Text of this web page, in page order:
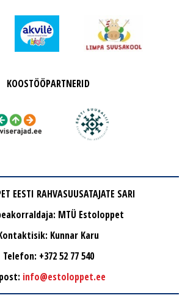
KOOSTÖÖPARTNERID
EESTI RAHVASUUSATAJATE SARI
MTÜ Estoloppet
Kunnar Karu
Telefon: +372 52 77 540
info@estoloppet.ee